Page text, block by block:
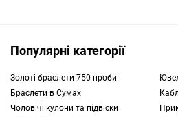
Популярні категорії
Золоті браслети 750 проби
Браслети в Сумах
Чоловічі кулони та підвіски